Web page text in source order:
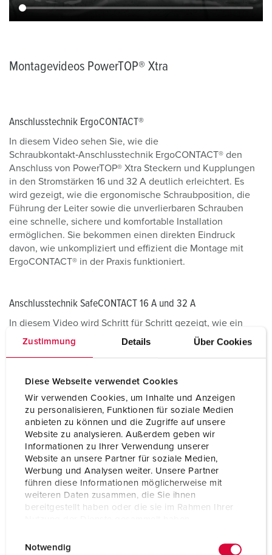
Zustimmung Details Über Cookies
Diese Webseite verwendet Cookies
Wir verwenden Cookies, um Inhalte und Anzeigen
zu personalisieren, Funktionen für soziale Medien
anbieten zu können und die Zugriffe auf unsere
Website zu analysieren. Außerdem geben wir
Informationen zu Ihrer Verwendung unserer
Website an unsere Partner für soziale Medien,
Werbung und Analysen weiter. Unsere Partner
führen diese Informationen möglicherweise mit
weiteren Daten zusammen, die Sie ihnen
bereitgestellt haben oder die sie im Rahmen Ihrer
Notwendig
Montagevideos PowerTOP® Xtra
Anschlusstechnik ErgoCONTACT®
In diesem Video sehen Sie, wie die
Schraubkontakt‑Anschlusstechnik ErgoCONTACT® den
Anschluss von PowerTOP® Xtra Steckern und Kupplungen
in den Stromstärken 16 und 32 A deutlich erleichtert. Es
wird gezeigt, wie die ergonomische Schraubposition, die
Führung der Leiter sowie die unverlierbaren Schrauben
eine schnelle, sichere und komfortable Installation
ermöglichen. Sie bekommen einen direkten Eindruck
davon, wie unkompliziert und effizient die Montage mit
ErgoCONTACT® in der Praxis funktioniert.
Anschlusstechnik SafeCONTACT 16 A und 32 A
In diesem Video wird Schritt für Schritt gezeigt, wie ein
PowerTOP® Xtra Stecker mit der Anschlusstechnik
und die Leiter korrekt angeschlossen werden.
wieder sicher fixiert und der Stecker vollständig montiert
wird. Kompakt, übersichtlich und praxisnah.
Anschlusstechnik Schraubkontakt 63 A und 125 A
Dieses Video veranschaulicht, wie ein PowerTOP® Xtra
Stecker bzw. eine Kupplung der 63 A bzw. 125 A‑Variante
für den Einsatz vorbereitet wird. Dabei sehen Sie, wie die
werden.